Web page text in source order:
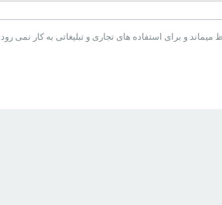
و برای استفاده های تجاری و تبلیغاتی به کار نمی رود